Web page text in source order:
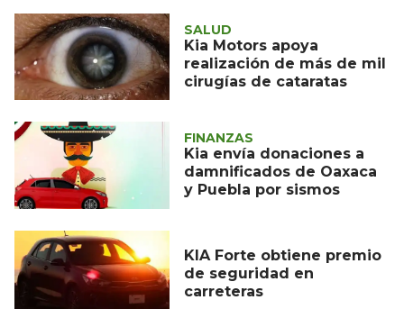
SALUD
Kia Motors apoya
realización de más de mil
cirugías de cataratas
FINANZAS
Kia envía donaciones a
damnificados de Oaxaca
y Puebla por sismos
KIA Forte obtiene premio
de seguridad en
carreteras